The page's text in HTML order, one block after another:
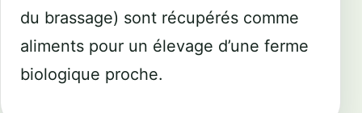
du brassage) sont récupérés comme
aliments pour un élevage d’une ferme
biologique proche.